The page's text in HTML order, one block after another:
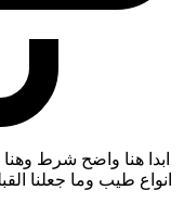
ابدا هنا واضح شرط وهنا
انواع طيب وما جعلنا